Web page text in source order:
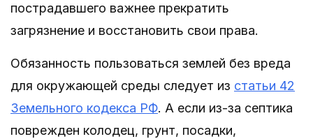
пострадавшего важнее прекратить
загрязнение и восстановить свои права.
Обязанность пользоваться землей без вреда
для окружающей среды следует из статьи 42
Земельного кодекса РФ. А если из-за септика
поврежден колодец, грунт, посадки,